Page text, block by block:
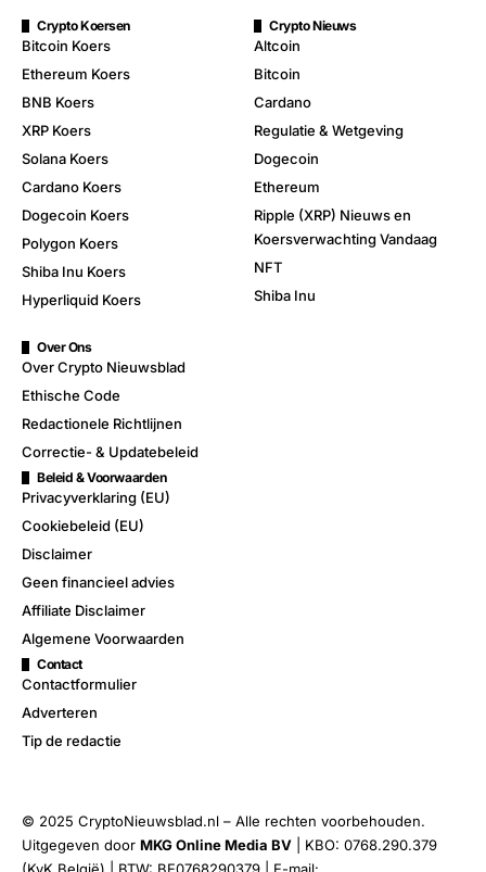
Crypto Koersen
Bitcoin Koers
Ethereum Koers
BNB Koers
XRP Koers
Solana Koers
Cardano Koers
Dogecoin Koers
Polygon Koers
Shiba Inu Koers
Hyperliquid Koers
Crypto Nieuws
Altcoin
Bitcoin
Cardano
Regulatie & Wetgeving
Dogecoin
Ethereum
Ripple (XRP) Nieuws en
Koersverwachting Vandaag
NFT
Shiba Inu
Over Ons
Over Crypto Nieuwsblad
Ethische Code
Redactionele Richtlijnen
Correctie- & Updatebeleid
Beleid & Voorwaarden
Privacyverklaring (EU)
Cookiebeleid (EU)
Disclaimer
Geen financieel advies
Affiliate Disclaimer
Algemene Voorwaarden
Contact
Contactformulier
Adverteren
Tip de redactie
© 2025 CryptoNieuwsblad.nl – Alle rechten voorbehouden.
Uitgegeven door MKG Online Media BV | KBO: 0768.290.379
(KvK België) | BTW: BE0768290379 | E-mail: